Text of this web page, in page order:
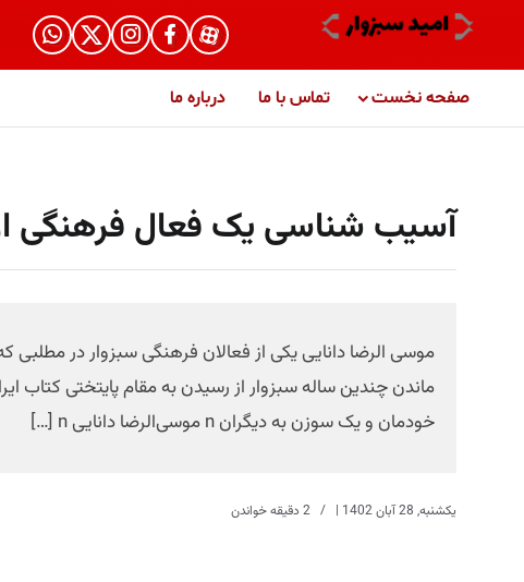
صفحه نخست تماس با ما درباره ما
آسیب شناسی یک فعال فرهنگی
موسی الرضا دانایی یکی از فعالان فرهنگی سبزوار در
خودمان و یک سوزن به دیگران n موسی‌الرضا دانایی n […]
یکشنبه, 28 آبان 1402 |